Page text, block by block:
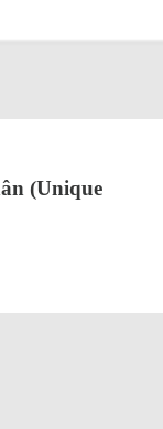
(Unique